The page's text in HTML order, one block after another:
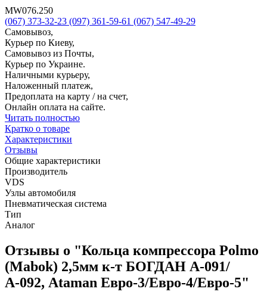
MW076.250
(067) 373-32-23 (097) 361-59-61 (067) 547-49-29
Самовывоз,
Курьер по Киеву,
Самовывоз из Почты,
Курьер по Украине.
Наличными курьеру,
Наложенный платеж,
Предоплата на карту / на счет,
Онлайн оплата на сайте.
Читать полностью
Кратко о товаре
Характеристики
Отзывы
Общие характеристики
Производитель
VDS
Узлы автомобиля
Пневматическая система
Тип
Аналог
Отзывы о "Кольца компрессора Polmo
(Mabok) 2,5мм к-т БОГДАН А-091/
А-092, Ataman Евро-3/Евро-4/Евро-5"